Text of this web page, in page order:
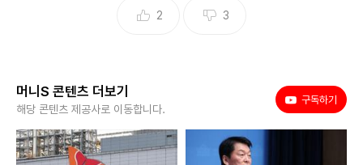
앞서 그는 이날 "뭐든 양쪽 얘기를 다 듣고 판단해야 하는 거
해당 글은 각종 온라인 커뮤니티를 통해 급속도로 확산됐다.
그가 지난 2005년부터 2018년까지 MBC 기상캐스터였던 점
을 들어 그가 최근 선배 기상캐스터들에게 괴롭힘을 받은 후
2 3
머니S 콘텐츠 더보기
해당 콘텐츠 제공사로 이동합니다.
구독하기